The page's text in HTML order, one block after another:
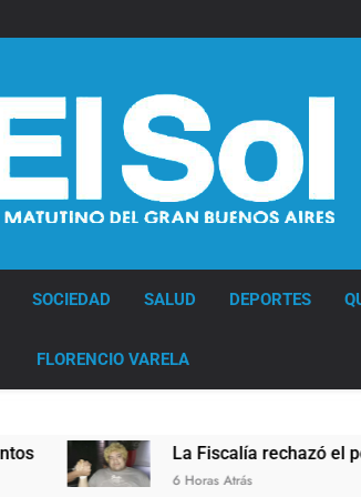
SOCIEDAD SALUD DEPORTES
FLORENCIO VARELA
La Fiscalía rechazó el pedido para
6 Horas Atrás